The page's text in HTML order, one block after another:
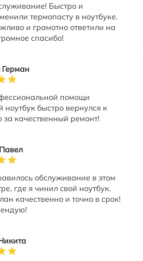
Быстро и
термопасту в ноутбуке.
и грамотно ответили на
спасибо!
Герман
помощи
ноутбук быстро вернулся к
качественный ремонт!
обслуживание в этом
где я чинил свой ноутбук.
качественно и точно в срок!